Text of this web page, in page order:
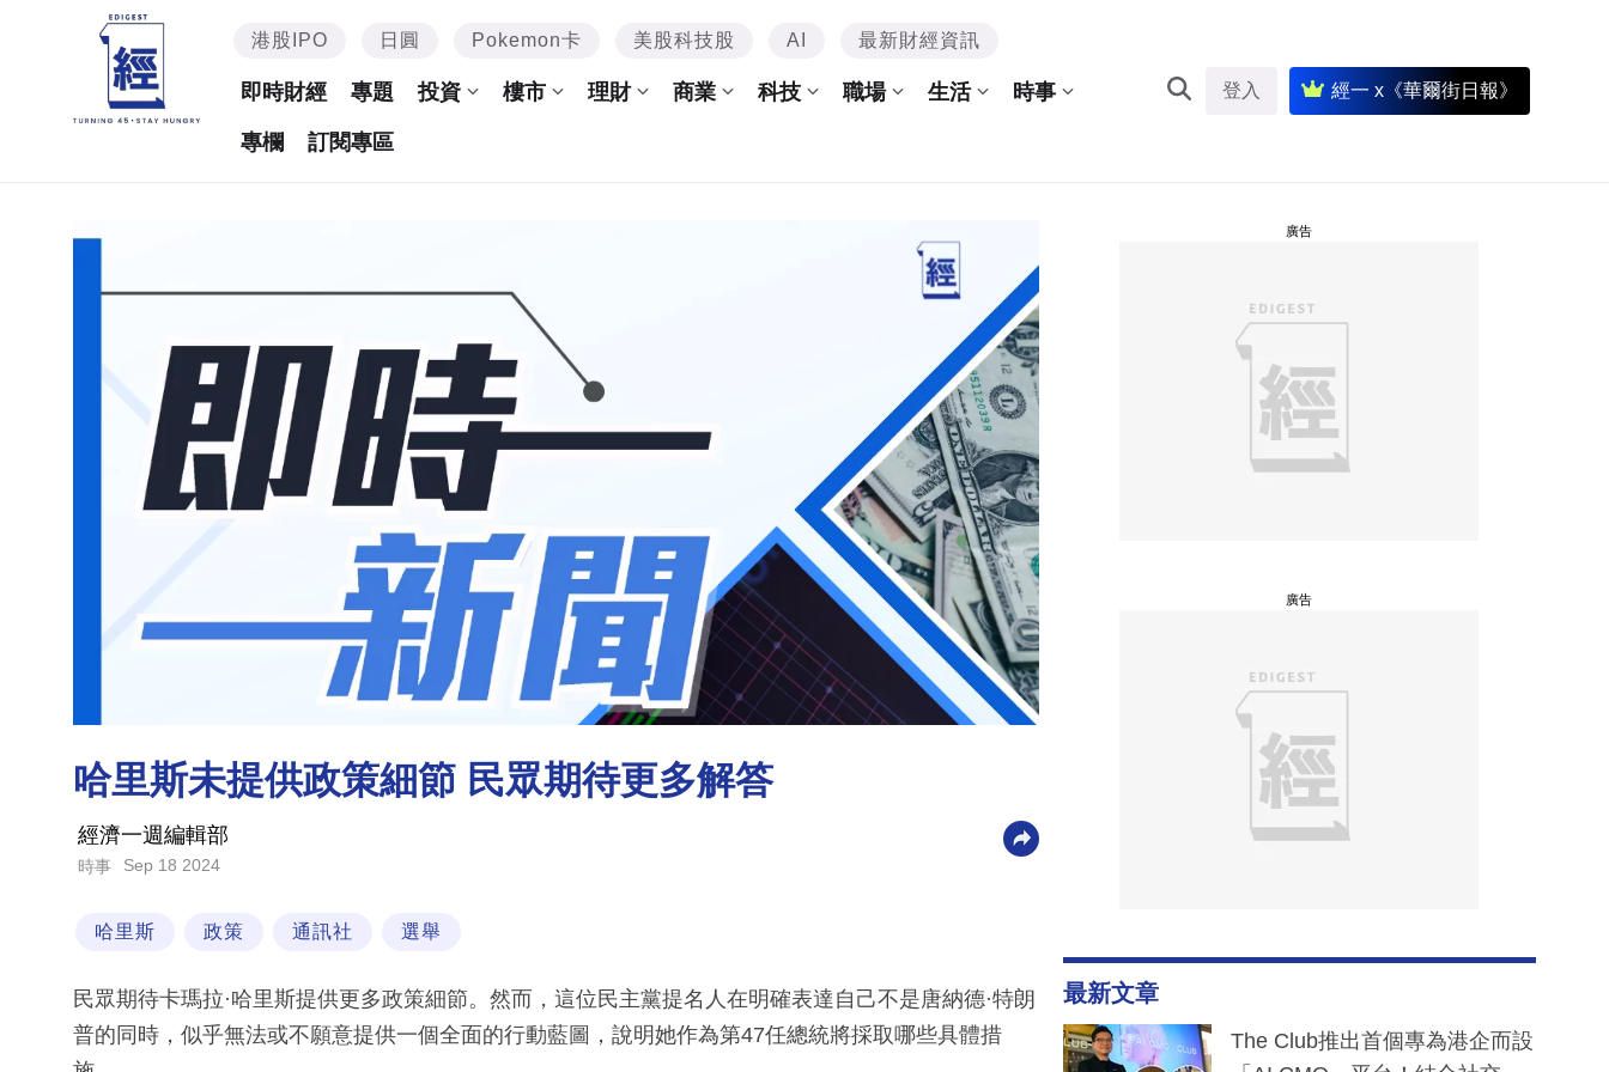
港股IPO 日圓 Pokemon卡 美股科技股 AI 最新財經資訊
即時財經 專題 投資 樓市 理財 商業 科技 職場 生活 時事
專欄 訂閱專區
登入 經一 x《華爾街日報》
哈里斯未提供政策細節 民眾期待更多解答
經濟一週編輯部
時事 Sep 18 2024
哈里斯 政策 通訊社 選舉
民眾期待卡瑪拉·哈里斯提供更多政策細節。然而，這位民主黨提名人在明確表達自己不是唐納德·特朗
普的同時，似乎無法或不願意提供一個全面的行動藍圖，說明她作為第47任總統將採取哪些具體措
廣告
廣告
最新文章
The Club推出首個專為港企而設